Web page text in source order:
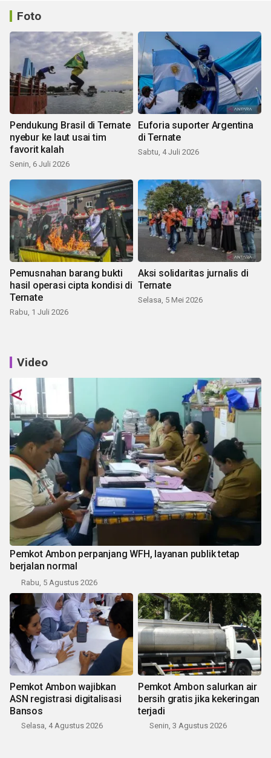
Foto
Pendukung Brasil di Ternate
nyebur ke laut usai tim
favorit kalah
Senin, 6 Juli 2026
Euforia suporter Argentina
di Ternate
Sabtu, 4 Juli 2026
Pemusnahan barang bukti
hasil operasi cipta kondisi di
Ternate
Rabu, 1 Juli 2026
Aksi solidaritas jurnalis di
Ternate
Selasa, 5 Mei 2026
Video
Pemkot Ambon perpanjang WFH, layanan publik tetap
berjalan normal
Rabu, 5 Agustus 2026
Pemkot Ambon wajibkan
ASN registrasi digitalisasi
Bansos
Selasa, 4 Agustus 2026
Pemkot Ambon salurkan air
bersih gratis jika kekeringan
terjadi
Senin, 3 Agustus 2026